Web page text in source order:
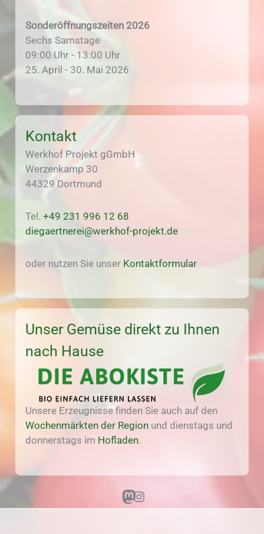
Sonderöffnungszeiten 2026
Sechs Samstage
09:00 Uhr - 13:00 Uhr
25. April - 30. Mai 2026
Kontakt
Werkhof Projekt gGmbH
Werzenkamp 30
44329 Dortmund
Tel.+49 231 996 12 68
diegaertnerei@werkhof-projekt.de
oder nutzen Sie unser Kontaktformular
Unser Gemüse direkt zu Ihnen
nach Hause
Unsere Erzeugnisse finden Sie auch auf den
Wochenmärkten der Region und dienstags und
donnerstags im Hofladen.
MastodonInstagram